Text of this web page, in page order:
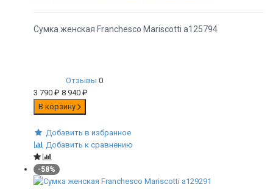
Сумка женская Franchesco Mariscotti а125794
Отзывы 0
3 790 ₽ 8 940 ₽
В корзину
Добавить в избранное
Добавить к сравнению
-58%